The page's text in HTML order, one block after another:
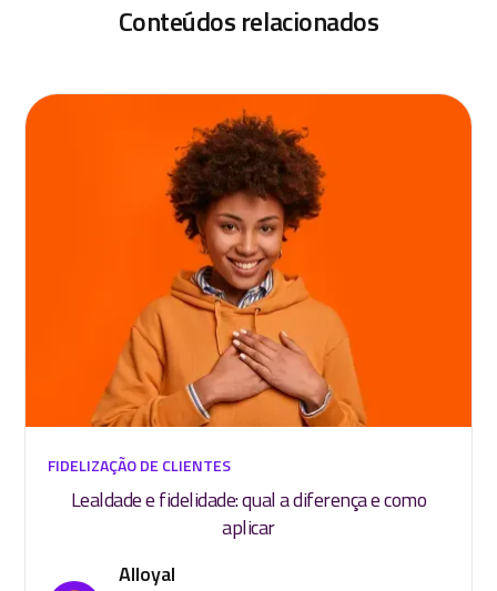
Conteúdos relacionados
FIDELIZAÇÃO DE CLIENTES
Lealdade e fidelidade: qual a diferença e como
aplicar
Alloyal